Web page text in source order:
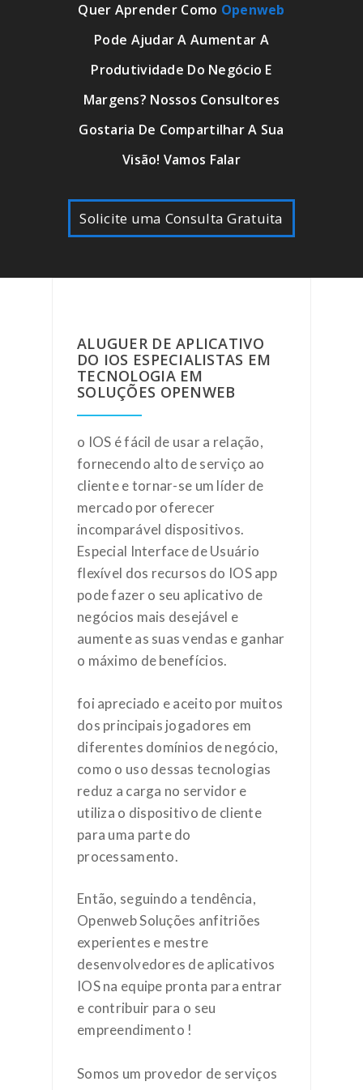
Quer Aprender Como Openweb
Pode Ajudar A Aumentar A
Produtividade Do Negócio E
Margens? Nossos Consultores
Gostaria De Compartilhar A Sua
Visão! Vamos Falar
Solicite uma Consulta Gratuita
ALUGUER DE APLICATIVO
DO IOS ESPECIALISTAS EM
TECNOLOGIA EM
SOLUÇÕES OPENWEB
o IOS é fácil de usar a relação,
fornecendo alto de serviço ao
cliente e tornar-se um líder de
mercado por oferecer
incomparável dispositivos.
Especial Interface de Usuário
flexível dos recursos do IOS app
pode fazer o seu aplicativo de
negócios mais desejável e
aumente as suas vendas e ganhar
o máximo de benefícios.
foi apreciado e aceito por muitos
dos principais jogadores em
diferentes domínios de negócio,
como o uso dessas tecnologias
reduz a carga no servidor e
utiliza o dispositivo de cliente
para uma parte do
processamento.
Então, seguindo a tendência,
Openweb Soluções anfitriões
experientes e mestre
desenvolvedores de aplicativos
IOS na equipe pronta para entrar
e contribuir para o seu
empreendimento !
Somos um provedor de serviços